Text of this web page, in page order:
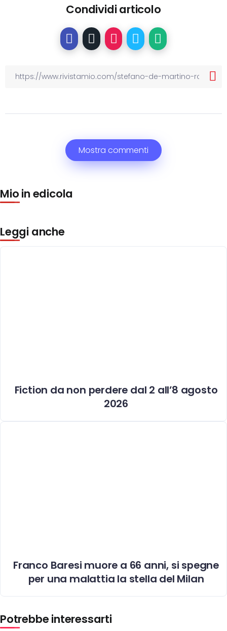
Condividi articolo
Mostra commenti
Mio in edicola
Leggi anche
Fiction da non perdere dal 2 all’8 agosto
2026
Franco Baresi muore a 66 anni, si spegne
per una malattia la stella del Milan
Potrebbe interessarti